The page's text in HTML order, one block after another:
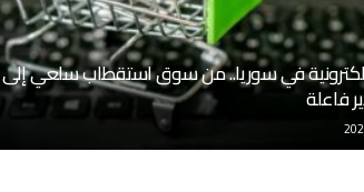
في سوريا.. من سوق استقطاب سلعي إلى
فاعلة